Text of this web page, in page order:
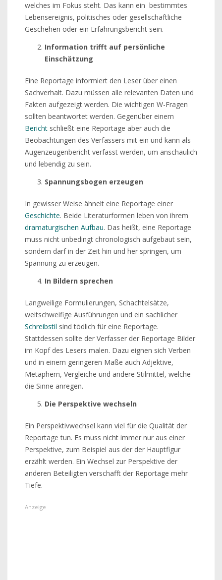
welches im Fokus steht. Das kann ein bestimmtes
Lebensereignis, politisches oder gesellschaftliche
Geschehen oder ein Erfahrungsbericht sein.
Information trifft auf persönliche
Einschätzung
Eine Reportage informiert den Leser über einen
Sachverhalt. Dazu müssen alle relevanten Daten und
Fakten aufgezeigt werden. Die wichtigen W-Fragen
sollten beantwortet werden. Gegenüber einem
Bericht schließt eine Reportage aber auch die
Beobachtungen des Verfassers mit ein und kann als
Augenzeugenbericht verfasst werden, um anschaulich
und lebendig zu sein.
Spannungsbogen erzeugen
In gewisser Weise ähnelt eine Reportage einer
Geschichte. Beide Literaturformen leben von ihrem
dramaturgischen Aufbau. Das heißt, eine Reportage
muss nicht unbedingt chronologisch aufgebaut sein,
sondern darf in der Zeit hin und her springen, um
Spannung zu erzeugen.
In Bildern sprechen
Langweilige Formulierungen, Schachtelsätze,
weitschweifige Ausführungen und ein sachlicher
Schreibstil sind tödlich für eine Reportage.
Stattdessen sollte der Verfasser der Reportage Bilder
im Kopf des Lesers malen. Dazu eignen sich Verben
und in einem geringeren Maße auch Adjektive,
Metaphern, Vergleiche und andere Stilmittel, welche
die Sinne anregen.
Die Perspektive wechseln
Ein Perspektivwechsel kann viel für die Qualität der
Reportage tun. Es muss nicht immer nur aus einer
Perspektive, zum Beispiel aus der der Hauptfigur
erzählt werden. Ein Wechsel zur Perspektive der
anderen Beteiligten verschafft der Reportage mehr
Tiefe.